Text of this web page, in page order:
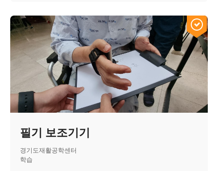
필기 보조기기
경기도재활공학센터
학습